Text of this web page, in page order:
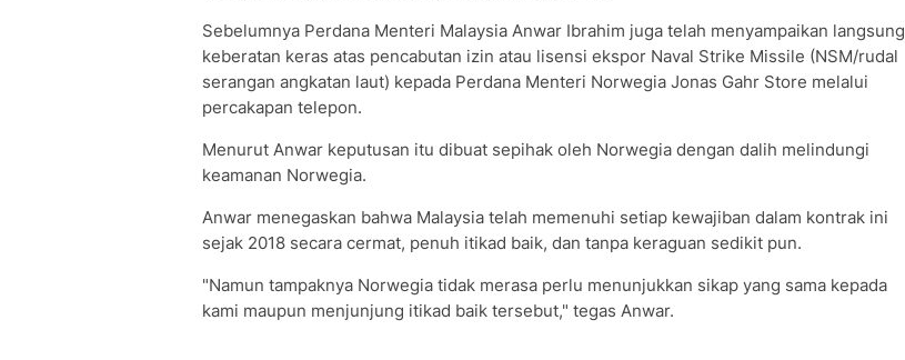
Sebelumnya Perdana Menteri Malaysia Anwar Ibrahim juga telah menyampaikan langsung
keberatan keras atas pencabutan izin atau lisensi ekspor Naval Strike Missile (NSM/rudal
serangan angkatan laut) kepada Perdana Menteri Norwegia Jonas Gahr Store melalui
percakapan telepon.
Menurut Anwar keputusan itu dibuat sepihak oleh Norwegia dengan dalih melindungi
keamanan Norwegia.
Anwar menegaskan bahwa Malaysia telah memenuhi setiap kewajiban dalam kontrak ini
sejak 2018 secara cermat, penuh itikad baik, dan tanpa keraguan sedikit pun.
"Namun tampaknya Norwegia tidak merasa perlu menunjukkan sikap yang sama kepada
kami maupun menjunjung itikad baik tersebut," tegas Anwar.